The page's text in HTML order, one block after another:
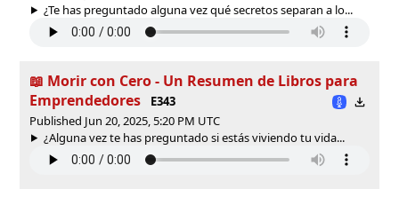
¿Te has preguntado alguna vez qué secretos separan a lo...
📖 Morir con Cero - Un Resumen de Libros para
Emprendedores
E343
Published Jun 20, 2025, 5:20 PM UTC
¿Alguna vez te has preguntado si estás viviendo tu vida...